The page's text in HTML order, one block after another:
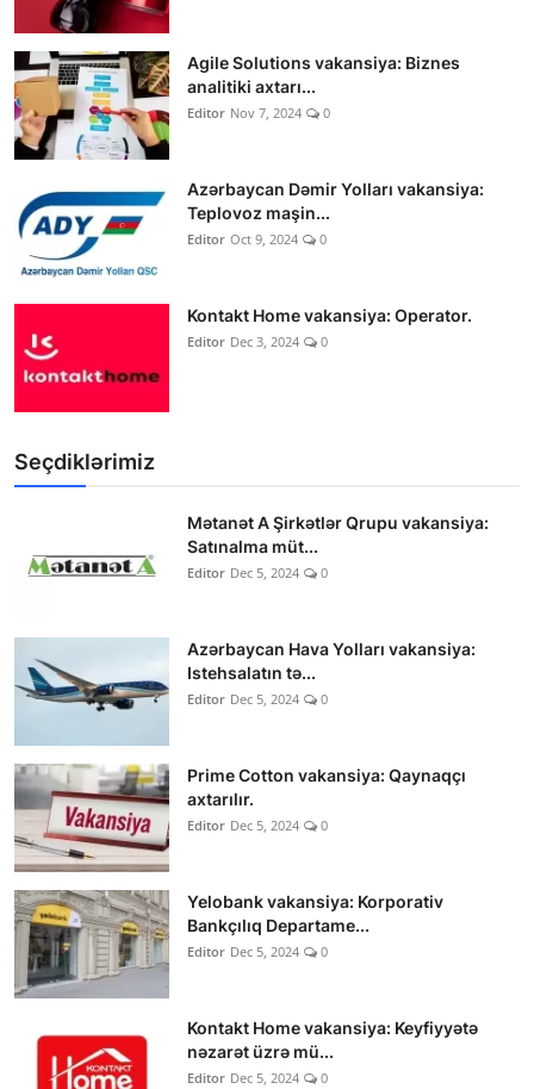
Agile Solutions vakansiya: Biznes
analitiki axtarı...
Editor Nov 7, 2024 0
Azərbaycan Dəmir Yolları vakansiya:
Teplovoz maşin...
Editor Oct 9, 2024 0
Kontakt Home vakansiya: Operator.
Editor Dec 3, 2024 0
Seçdiklərimiz
Mətanət A Şirkətlər Qrupu vakansiya:
Satınalma müt...
Editor Dec 5, 2024 0
Azərbaycan Hava Yolları vakansiya:
Istehsalatın tə...
Editor Dec 5, 2024 0
Prime Cotton vakansiya: Qaynaqçı
axtarılır.
Editor Dec 5, 2024 0
Yelobank vakansiya: Korporativ
Bankçılıq Departame...
Editor Dec 5, 2024 0
Kontakt Home vakansiya: Keyfiyyətə
nəzarət üzrə mü...
Editor Dec 5, 2024 0